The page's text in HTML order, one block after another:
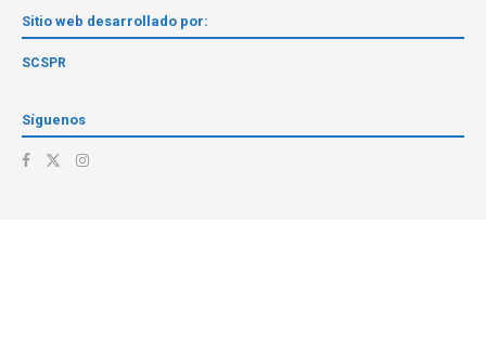
Sitio web desarrollado por:
SCSPR
Síguenos